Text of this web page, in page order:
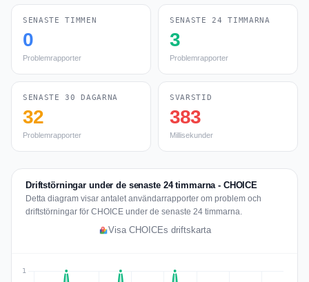
SENASTE TIMMEN
0
Problemrapporter
SENASTE 24 TIMMARNA
3
Problemrapporter
SENASTE 30 DAGARNA
32
Problemrapporter
SVARSTID
383
Millisekunder
Driftstörningar under de senaste 24 timmarna - CHOICE
Detta diagram visar antalet användarrapporter om problem och
driftstörningar för CHOICE under de senaste 24 timmarna.
Visa CHOICEs driftskarta